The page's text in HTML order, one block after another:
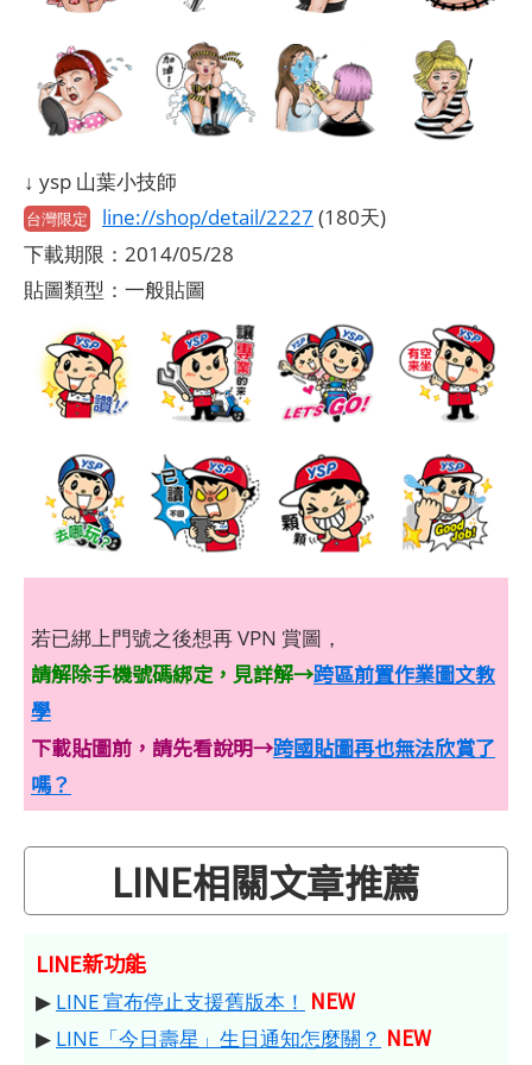
↓ ysp 山葉小技師
台灣限定 line://shop/detail/2227 (180天)
下載期限：2014/05/28
貼圖類型：一般貼圖
若已綁上門號之後想再 VPN 賞圖，
請解除手機號碼綁定，見詳解→跨區前置作業圖文教
學
下載貼圖前，請先看說明→跨國貼圖再也無法欣賞了
嗎？
LINE相關文章推薦
LINE新功能
▶ LINE 宣布停止支援舊版本！ NEW
▶ LINE「今日壽星」生日通知怎麼關？ NEW